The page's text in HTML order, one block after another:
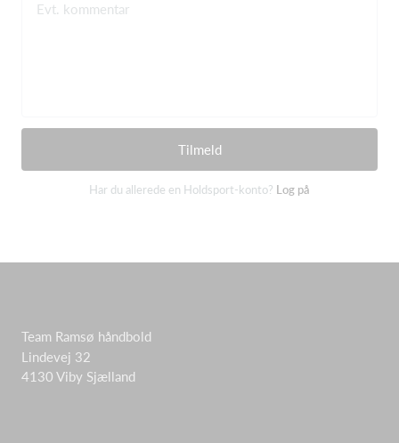
Evt. kommentar
Tilmeld
Har du allerede en Holdsport-konto? Log på
Team Ramsø håndbold
Lindevej 32
4130 Viby Sjælland